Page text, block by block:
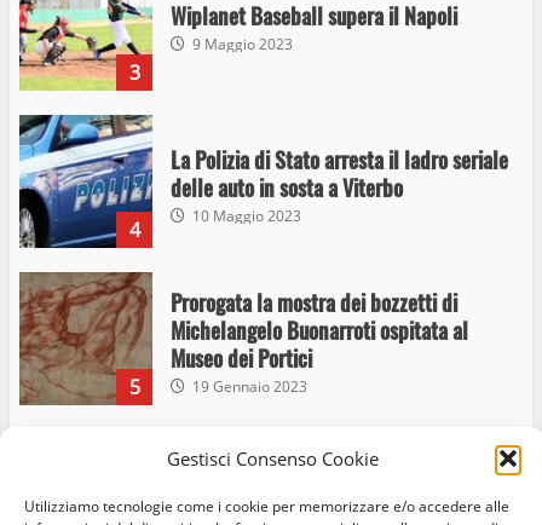
Gestisci Consenso Cookie
Utilizziamo tecnologie come i cookie per memorizzare e/o accedere alle
3
Wiplanet Baseball supera il Napoli
9 Maggio 2023
4
La Polizia di Stato arresta il ladro seriale
delle auto in sosta a Viterbo
10 Maggio 2023
5
Prorogata la mostra dei bozzetti di
Michelangelo Buonarroti ospitata al
Museo dei Portici
19 Gennaio 2023
Trasporto pubblico locale, trasferimento
giugno